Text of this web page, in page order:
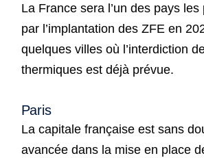
La France sera l’un des pays
par l’implantation des ZFE en
quelques villes où l’interdiction
thermiques est déjà prévue.
Paris
La capitale française est sans
avancée dans la mise en place